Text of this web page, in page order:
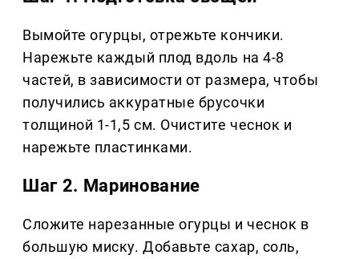
Вымойте огурцы, отрежьте кончики.
Нарежьте каждый плод вдоль на 4-8
частей, в зависимости от размера, чтобы
получились аккуратные брусочки
толщиной 1-1,5 см. Очистите чеснок и
нарежьте пластинками.
Шаг 2. Маринование
Сложите нарезанные огурцы и чеснок в
большую миску. Добавьте сахар, соль,